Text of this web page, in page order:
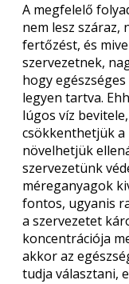
A megfelelő
nem lesz száraz,
fertőzést, és
szervezetnek,
hogy
legyen tartva.
lúgos víz
csökkenthetjük
növelhetjük
szervezetünk
méreganyagok
fontos, ugyanis
a szervezetet
koncentrációja
akkor az
tudja választani,